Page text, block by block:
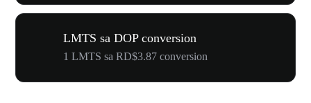
LMTS sa DOP conversion
1 LMTS sa RD$3.87 conversion